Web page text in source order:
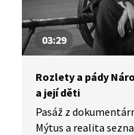
03:29
Rozlety a pády
a její děti
Pasáž z
Mýtus a realita